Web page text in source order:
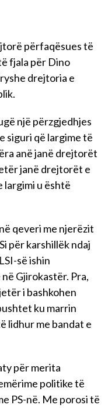
përfaqësues të
fjala për Dino
drejtoria e
një përzgjedhjes
siguri që largime të
anë janë drejtorët
janë drejtorët e
largimi u është
qeveri me njerëzit
për karshillëk ndaj
së ishin
Gjirokastër. Pra,
i bashkohen
ku marrin
lidhur me bandat e
për merita
politike të
PS-në. Me porosi të